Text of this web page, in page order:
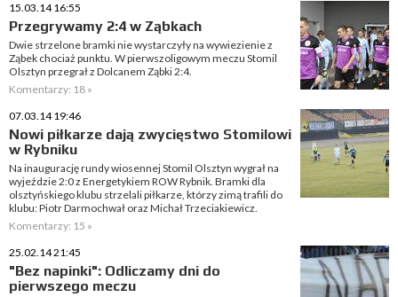
15.03.14 16:55
Przegrywamy 2:4 w Ząbkach
Dwie strzelone bramki nie wystarczyły na wywiezienie z
Ząbek chociaż punktu. W pierwszoligowym meczu Stomil
Olsztyn przegrał z Dolcanem Ząbki 2:4.
Komentarzy: 18 »
07.03.14 19:46
Nowi piłkarze dają zwycięstwo Stomilowi
w Rybniku
Na inaugurację rundy wiosennej Stomil Olsztyn wygrał na
wyjeździe 2:0 z Energetykiem ROW Rybnik. Bramki dla
olsztyńskiego klubu strzelali piłkarze, którzy zimą trafili do
klubu: Piotr Darmochwał oraz Michał Trzeciakiewicz.
Komentarzy: 15 »
25.02.14 21:45
"Bez napinki": Odliczamy dni do
pierwszego meczu